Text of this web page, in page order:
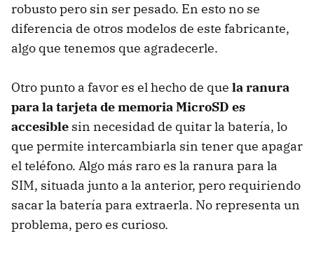
robusto pero sin ser pesado. En esto no se
diferencia de otros modelos de este fabricante,
algo que tenemos que agradecerle.
Otro punto a favor es el hecho de que la ranura
para la tarjeta de memoria MicroSD es
accesible sin necesidad de quitar la batería, lo
que permite intercambiarla sin tener que apagar
el teléfono. Algo más raro es la ranura para la
SIM, situada junto a la anterior, pero requiriendo
sacar la batería para extraerla. No representa un
problema, pero es curioso.